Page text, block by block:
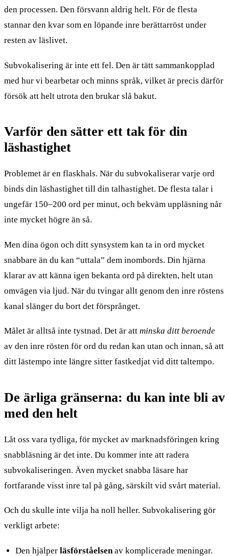
den processen. Den försvann aldrig helt. För de flesta
stannar den kvar som en löpande inre berättarröst under
resten av läslivet.
Subvokalisering är inte ett fel. Den är tätt sammankopplad
med hur vi bearbetar och minns språk, vilket är precis därför
försök att helt utrota den brukar slå bakut.
Varför den sätter ett tak för din
läshastighet
Problemet är en flaskhals. När du subvokaliserar varje ord
binds din läshastighet till din talhastighet. De flesta talar i
ungefär 150–200 ord per minut, och bekväm uppläsning når
inte mycket högre än så.
Men dina ögon och ditt synsystem kan ta in ord mycket
snabbare än du kan “uttala” dem inombords. Din hjärna
klarar av att känna igen bekanta ord på direkten, helt utan
omvägen via ljud. När du tvingar allt genom den inre röstens
kanal slänger du bort det försprånget.
Målet är alltså inte tystnad. Det är att minska ditt beroende
av den inre rösten för ord du redan kan utan och innan, så att
ditt lästempo inte längre sitter fastkedjat vid ditt taltempo.
De ärliga gränserna: du kan inte bli av
med den helt
Låt oss vara tydliga, för mycket av marknadsföringen kring
snabbläsning är det inte. Du kommer inte att radera
subvokaliseringen. Även mycket snabba läsare har
fortfarande visst inre tal på gång, särskilt vid svårt material.
Och du skulle inte vilja ha noll heller. Subvokalisering gör
verkligt arbete:
Den hjälperläsförståelsen av komplicerade meningar.